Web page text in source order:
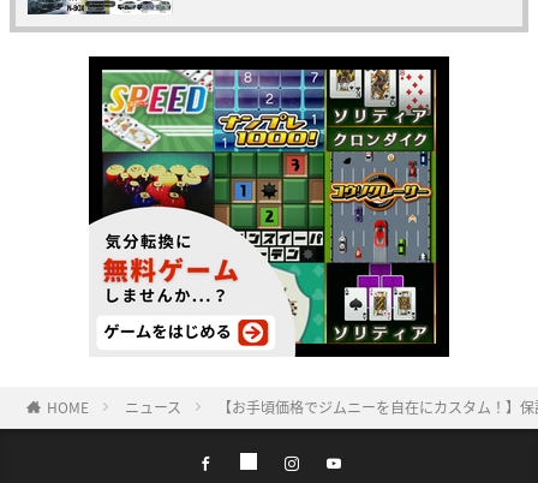
HOME ニュース 【お手頃価格でジムニーを自在にカスタム！】